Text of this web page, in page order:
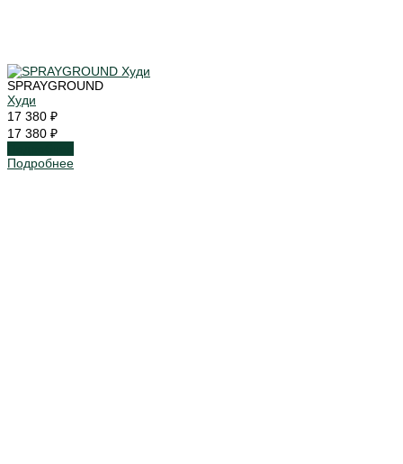
SPRAYGROUND
Худи
17 380 ₽
17 380 ₽
Подробнее